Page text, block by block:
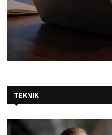
TEKNIK